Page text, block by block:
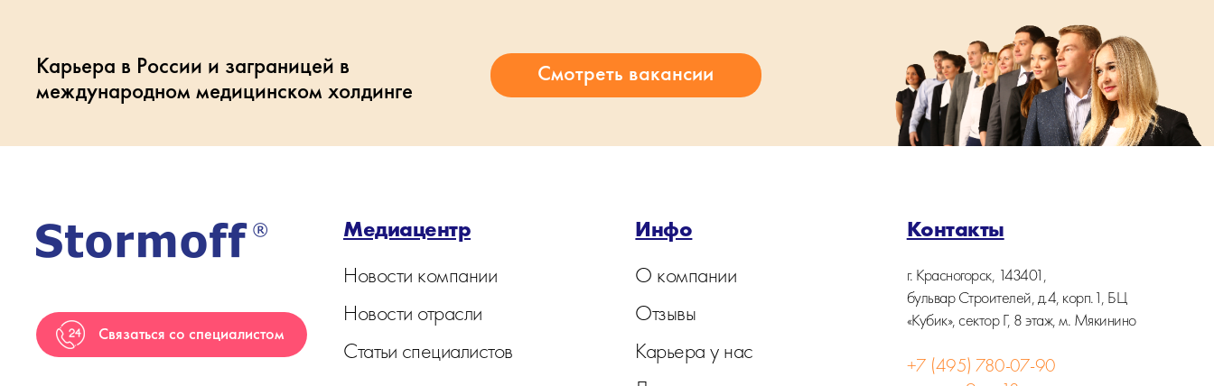
Карьера в России и заграницей в
международном медицинском холдинге
Связаться со специалистом
Медиацентр
Новости компании
Новости отрасли
Статьи специалистов
Инфо
О компании
Отзывы
Карьера у нас
Контакты
г. Красногорск, 143401,
бульвар Строителей, д.4, корп.1, БЦ
«Кубик», сектор Г, 8 этаж, м. Мякинино
+7 (495) 780-07-90